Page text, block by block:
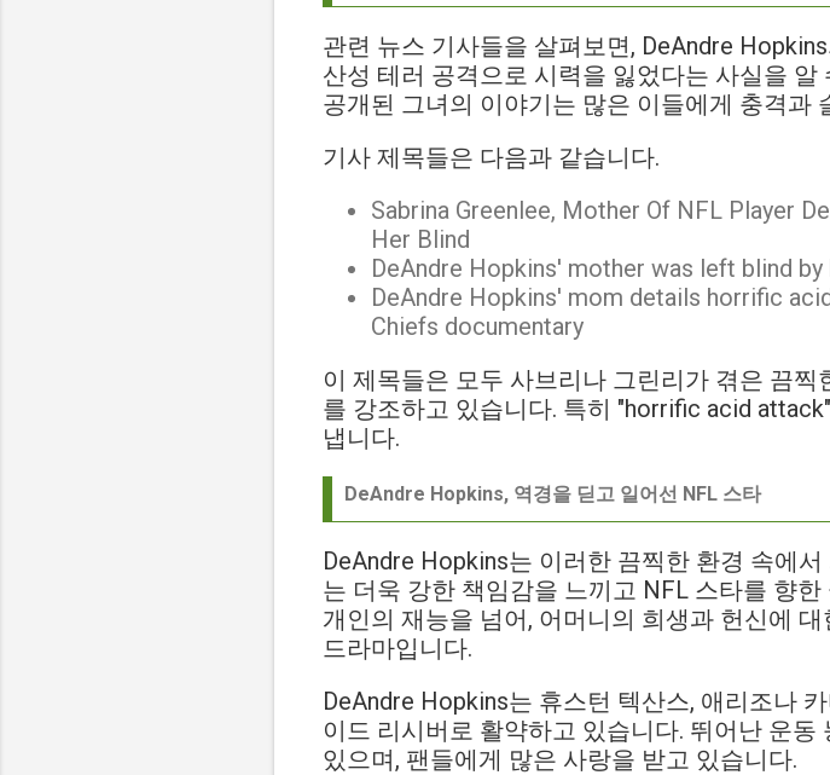
관련 뉴스 기사들을 살펴보면, DeAndre
산성 테러 공격으로 시력을 잃었다는 사실을 알
공개된 그녀의 이야기는 많은 이들에게 충격과
기사 제목들은 다음과 같습니다.
Sabrina Greenlee, Mother Of NFL Player
Her Blind
DeAndre Hopkins' mother was left blind
DeAndre Hopkins' mom details horrific
Chiefs documentary
이 제목들은 모두 사브리나 그린리가 겪은 끔
를 강조하고 있습니다. 특히 "horrific acid
냅니다.
DeAndre Hopkins, 역경을 딛고 일어선 NFL 스타
DeAndre Hopkins는 이러한 끔찍한 환경 속에
는 더욱 강한 책임감을 느끼고 NFL 스타를 향
개인의 재능을 넘어, 어머니의 희생과 헌신에
드라마입니다.
DeAndre Hopkins는 휴스턴 텍산스, 애리조나
이드 리시버로 활약하고 있습니다. 뛰어난 운
있으며, 팬들에게 많은 사랑을 받고 있습니다.